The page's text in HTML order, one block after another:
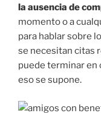
la ausencia de
momento o a
para hablar sobre
se necesitan citas
puede terminar en
eso se supone.